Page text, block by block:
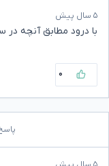
۵ سال پیش
با درود مطابق آنچه
۰